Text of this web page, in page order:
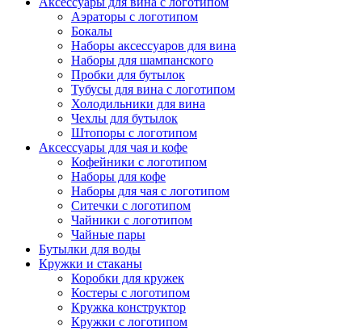
Аэраторы с логотипом
Бокалы
Наборы аксессуаров для вина
Наборы для шампанского
Пробки для бутылок
Тубусы для вина с логотипом
Холодильники для вина
Чехлы для бутылок
Штопоры с логотипом
Аксессуары для чая и кофе
Кофейники с логотипом
Наборы для кофе
Наборы для чая с логотипом
Ситечки с логотипом
Чайники с логотипом
Чайные пары
Бутылки для воды
Кружки и стаканы
Коробки для кружек
Костеры с логотипом
Кружка конструктор
Кружки с логотипом